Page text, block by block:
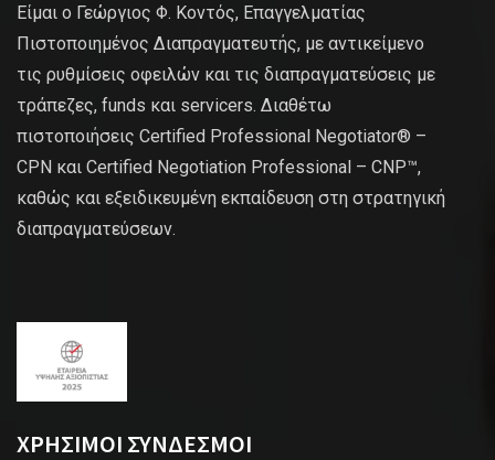
Είμαι ο Γεώργιος Φ. Κοντός, Επαγγελματίας
Πιστοποιημένος Διαπραγματευτής, με αντικείμενο
τις ρυθμίσεις οφειλών και τις διαπραγματεύσεις με
τράπεζες, funds και servicers. Διαθέτω
πιστοποιήσεις Certified Professional Negotiator® –
CPN και Certified Negotiation Professional – CNP™,
καθώς και εξειδικευμένη εκπαίδευση στη στρατηγική
διαπραγματεύσεων.
ΧΡΗΣΙΜΟΙ ΣΥΝΔΕΣΜΟΙ